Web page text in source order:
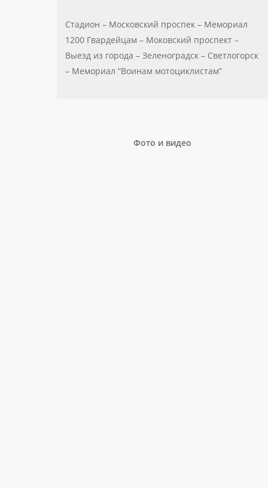
Стадион – Московский проспек – Мемориал
1200 Гвардейцам – Моковский проспект –
Выезд из города – Зеленоградск – Светлогорск
– Мемориал “Воинам мотоциклистам”
Фото и видео